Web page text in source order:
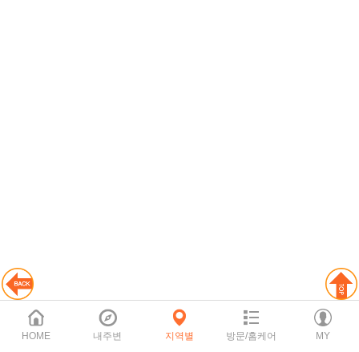
HOME 내주변 지역별 방문/홈케어 MY